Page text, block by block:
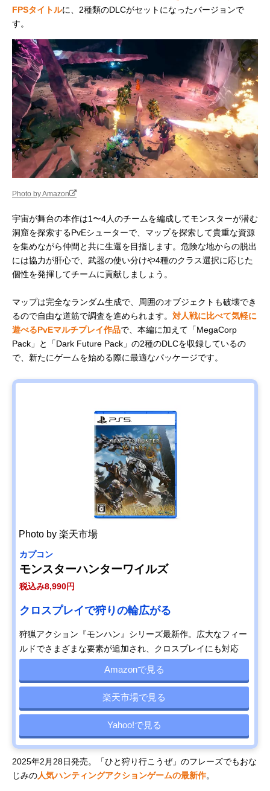
FPSタイトルに、2種類のDLCがセットになったバージョンで
す。
Photo by Amazon
宇宙が舞台の本作は1〜4人のチームを編成してモンスターが潜む
洞窟を探索するPvEシューターで、マップを探索して貴重な資源
を集めながら仲間と共に生還を目指します。危険な地からの脱出
には協力が肝心で、武器の使い分けや4種のクラス選択に応じた
個性を発揮してチームに貢献しましょう。
マップは完全なランダム生成で、周囲のオブジェクトも破壊でき
るので自由な道筋で調査を進められます。 対人戦に比べて気軽に
遊べるPvEマルチプレイ作品で、本編に加えて「MegaCorp
Pack」と「Dark Future Pack」の2種のDLCを収録しているの
で、新たにゲームを始める際に最適なパッケージです。
Photo by 楽天市場
カプコン
モンスターハンターワイルズ
税込み8,990円
クロスプレイで狩りの輪広がる
狩猟アクション『モンハン』シリーズ最新作。広大なフィー
ルドでさまざまな要素が追加され、クロスプレイにも対応
Amazonで見る
楽天市場で見る
Yahoo!で見る
2025年2月28日発売。「ひと狩り行こうぜ」のフレーズでもおな
じみの人気ハンティングアクションゲームの最新作。